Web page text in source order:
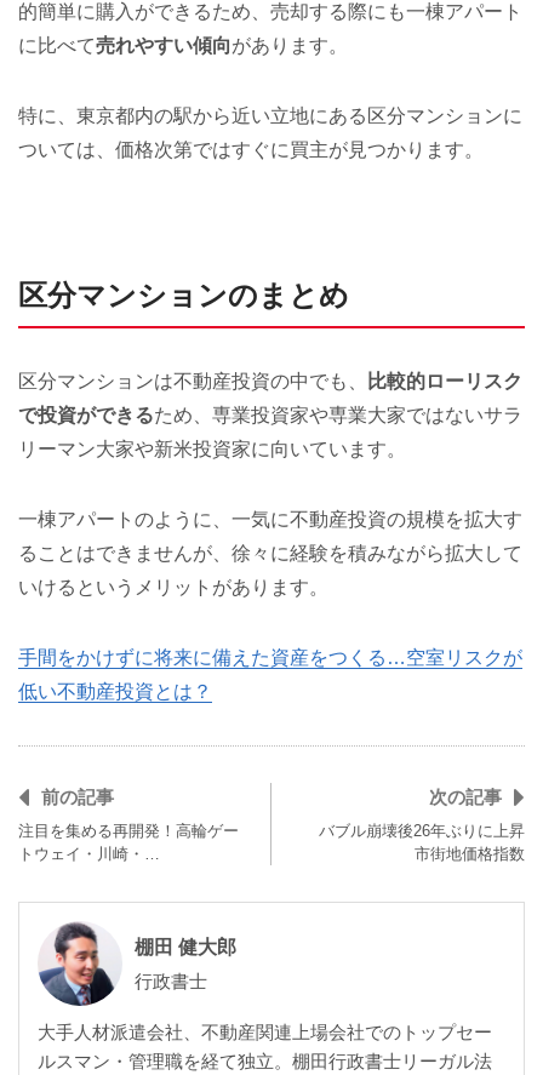
的簡単に購入ができるため、売却する際にも一棟アパート
に比べて売れやすい傾向があります。
特に、東京都内の駅から近い立地にある区分マンションに
ついては、価格次第ではすぐに買主が見つかります。
区分マンションのまとめ
区分マンションは不動産投資の中でも、
比較的ローリスク
で投資ができるため、専業投資家や専業大家ではないサラ
リーマン大家や新米投資家に向いています。
一棟アパートのように、一気に不動産投資の規模を拡大す
ることはできませんが、徐々に経験を積みながら拡大して
いけるというメリットがあります。
手間をかけずに将来に備えた資産をつくる…空室リスクが
低い不動産投資とは？
前の記事
注目を集める再開発！高輪ゲー
トウェイ・川崎・…
次の記事
バブル崩壊後26年ぶりに上昇
市街地価格指数
棚田 健大郎
行政書士
大手人材派遣会社、不動産関連上場会社でのトップセー
ルスマン・管理職を経て独立。棚田行政書士リーガル法